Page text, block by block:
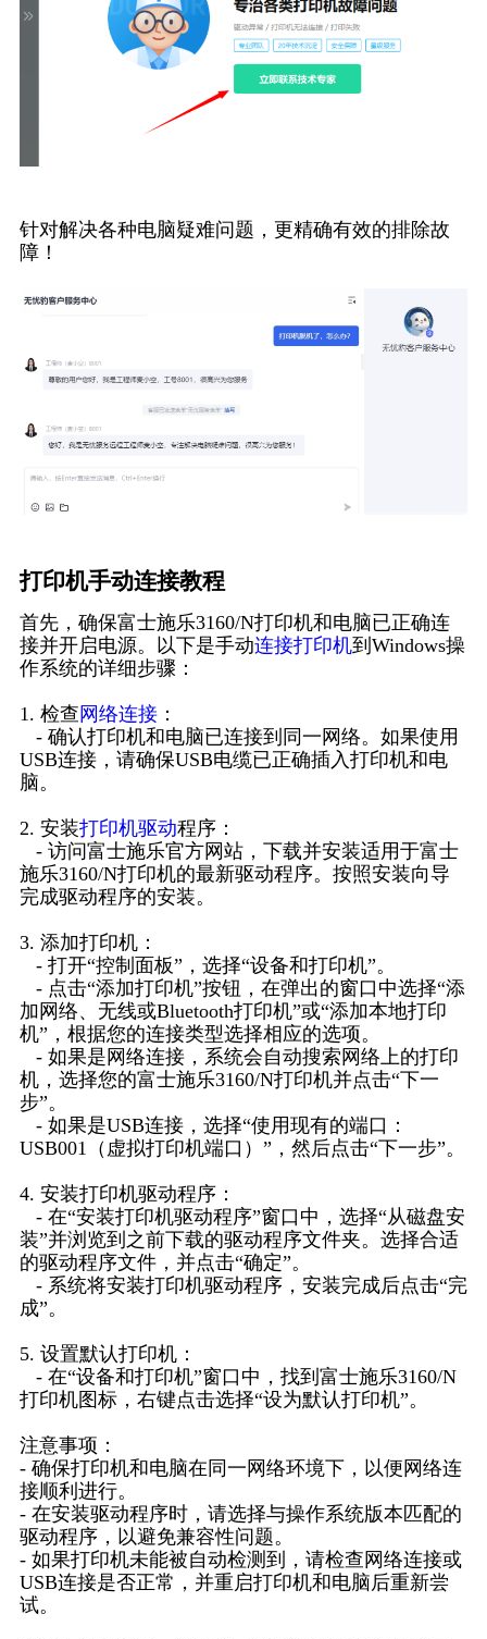
针对解决各种电脑疑难问题，更精确有效的排除故
障！
打印机手动连接教程
首先，确保富士施乐3160/N打印机和电脑已正确连
接并开启电源。以下是手动连接打印机到Windows操
作系统的详细步骤：
1. 检查 网络连接：
- 确认打印机和电脑已连接到同一网络。如果使用
USB连接，请确保USB电缆已正确插入打印机和电
脑。
2. 安装打印机驱动程序：
- 访问富士施乐官方网站，下载并安装适用于富士
施乐3160/N打印机的最新驱动程序。按照安装向导
完成驱动程序的安装。
3. 添加打印机：
- 打开“控制面板”，选择“设备和打印机”。
- 点击“添加打印机”按钮，在弹出的窗口中选择“添
加网络、无线或Bluetooth打印机”或“添加本地打印
机”，根据您的连接类型选择相应的选项。
- 如果是网络连接，系统会自动搜索网络上的打印
机，选择您的富士施乐3160/N打印机并点击“下一
步”。
- 如果是USB连接，选择“使用现有的端口：
USB001（虚拟打印机端口）”，然后点击“下一步”。
4. 安装打印机驱动程序：
- 在“安装打印机驱动程序”窗口中，选择“从磁盘安
装”并浏览到之前下载的驱动程序文件夹。选择合适
的驱动程序文件，并点击“确定”。
- 系统将安装打印机驱动程序，安装完成后点击“完
成”。
5. 设置默认打印机：
- 在“设备和打印机”窗口中，找到富士施乐3160/N
打印机图标，右键点击选择“设为默认打印机”。
注意事项：
- 确保打印机和电脑在同一网络环境下，以便网络连
接顺利进行。
- 在安装驱动程序时，请选择与操作系统版本匹配的
驱动程序，以避免兼容性问题。
- 如果打印机未能被自动检测到，请检查网络连接或
USB连接是否正常，并重启打印机和电脑后重新尝
试。